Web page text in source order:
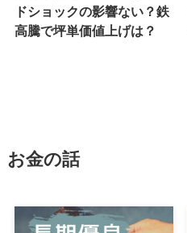
ドショックの影響ない？鉄
高騰で坪単価値上げは？
お金の話